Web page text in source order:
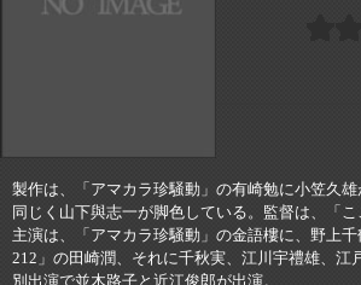
製作は、「アマカラ珍騒動」の有崎勉に小笠久
同じく山下與志一が脚色している。監督は、「こ
主演は、「アマカラ珍騒動」の金語樓に、野上
212」の田崎潤、それに千秋実、江川宇禮雄、江
別出演で並木路子と近江俊郎が出演。